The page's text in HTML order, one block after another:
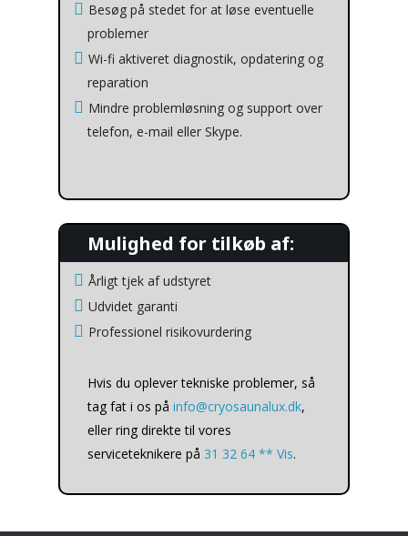
Besøg på stedet for at løse eventuelle
problemer
Wi-fi aktiveret diagnostik, opdatering og
reparation
Mindre problemløsning og support over
telefon, e-mail eller Skype.
Mulighed for tilkøb af:
Årligt tjek af udstyret
Udvidet garanti
Professionel risikovurdering
Hvis du oplever tekniske problemer, så
tag fat i os påinfo@cryosaunalux.dk,
eller ring direkte til vores
serviceteknikere på 31 32 64 ** Vis.